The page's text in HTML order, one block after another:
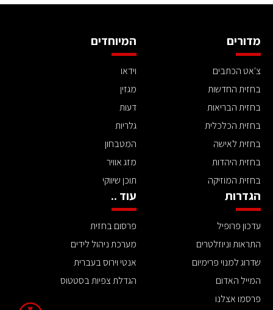
מדורים
צ'אט הכתבים
בחזית החדשות
בחזית הבריאות
בחזית הכלכלית
בחזית לאישה
בחזית היהדות
בחזית המוזיקה
המיוחדים
וידאו
מגזין
דעות
גלריות
המטבחון
מזג אוויר
תוכן שיווקי
הגדרות
עדכון פרופיל
התראות וניוזלטרים
שדרוג למנוי פרימיום
המייל האדום
פרסמו אצלנו
עוד ..
פרסום בחזית
מערכת ניהול לידים
אנטי וירוס בעברית
הגדלת צפיות בסטטוס